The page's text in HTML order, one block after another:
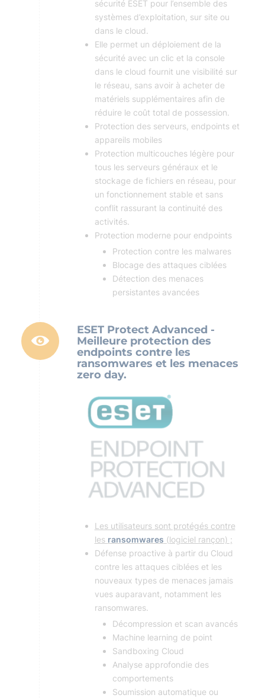
sécurité ESET pour l’ensemble des
systèmes d’exploitation, sur site ou
dans le cloud.
Elle permet un déploiement de la
sécurité avec un clic et la console
dans le cloud fournit une visibilité sur
le réseau, sans avoir à acheter de
matériels supplémentaires afin de
réduire le coût total de possession.
Protection des serveurs, endpoints et
appareils mobiles
Protection multicouches légère pour
tous les serveurs généraux et le
stockage de fichiers en réseau, pour
un fonctionnement stable et sans
conflit rassurant la continuité des
activités.
Protection moderne pour endpoints
Protection contre les malwares
Blocage des attaques ciblées
Détection des menaces
persistantes avancées
ESET Protect Advanced -
Meilleure protection des
endpoints contre les
ransomwares et les menaces
zero day.
Les utilisateurs sont protégés contre
les ransomwares (logiciel rançon) ;
Défense proactive à partir du Cloud
contre les attaques ciblées et les
nouveaux types de menaces jamais
vues auparavant, notamment les
ransomwares.
Décompression et scan avancés
Machine learning de point
Sandboxing Cloud
Analyse approfondie des
comportements
Soumission automatique ou